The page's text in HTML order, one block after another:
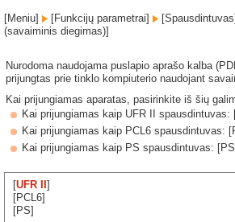
[Meniu] [Funkcijų parametrai] [Spausdintuvas]
(savaiminis diegimas)]
Nurodoma naudojama puslapio aprašo kalba
prijungtas prie tinklo kompiuterio naudojant
Kai prijungiamas aparatas, pasirinkite iš šių
Kai prijungiamas kaip UFR II spausdintuvas:
Kai prijungiamas kaip PCL6 spausdintuvas:
Kai prijungiamas kaip PS spausdintuvas:
[UFR II ]
[PCL6]
[PS]